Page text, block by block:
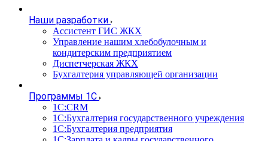
Наши разработки
Ассистент ГИС ЖКХ
Управление нашим хлебобулочным и
кондитерским предприятием
Диспетчерская ЖКХ
Бухгалтерия управляющей организации
Программы 1С
1С:CRM
1С:Бухгалтерия государственного учреждения
1С:Бухгалтерия предприятия